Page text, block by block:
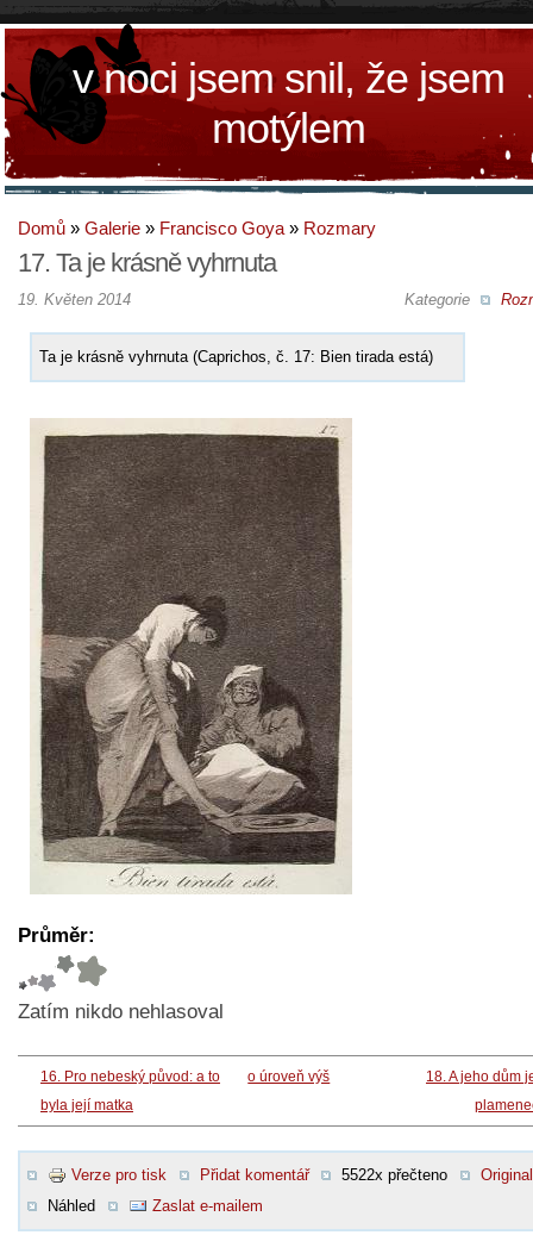
v noci jsem snil, že jsem
motýlem
Domů » Galerie » Francisco Goya » Rozmary
17. Ta je krásně vyhrnuta
Kategorie
19. Květen 2014
Ta je krásně vyhrnuta (Caprichos, č. 17: Bien tirada está)
Průměr:
Zatím nikdo nehlasoval
16. Pro nebeský původ: a to
byla její matka
o úroveň výš
18. A jeho dům
Verze pro tisk Přidat komentář 5522x přečteno
Original
Náhled
Zaslat e-mailem